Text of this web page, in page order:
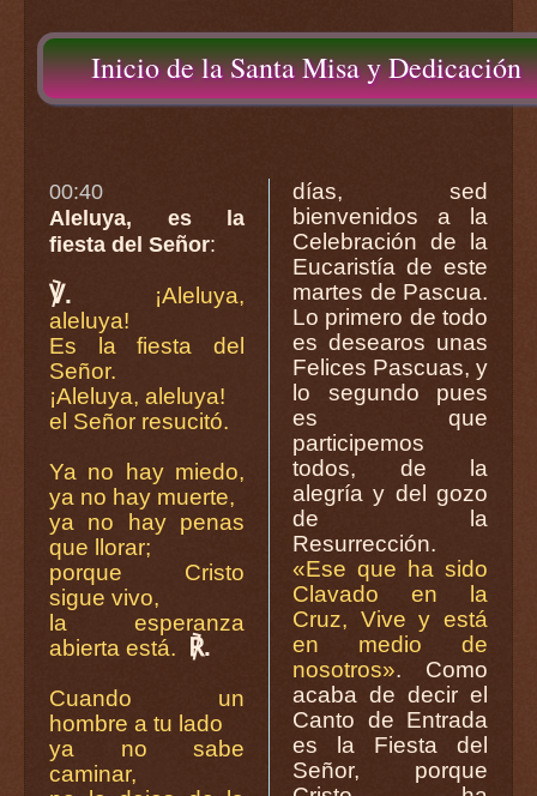
Inicio de la Santa Misa y Dedicación
00:40
Aleluya, es la
fiesta del Señor:
℣.
¡Aleluya,
aleluya!
Es la fiesta del
Señor.
¡Aleluya, aleluya!
el Señor resucitó.
Ya no hay miedo,
ya no hay muerte,
ya no hay penas
que llorar;
porque Cristo
sigue vivo,
la esperanza
abierta está.
℟.
Cuando un
hombre a tu lado
ya no sabe
caminar,
días, sed
bienvenidos a la
Celebración de la
Eucaristía de este
martes de Pascua.
Lo primero de todo
es desearos unas
Felices Pascuas, y
lo segundo pues
es que
participemos
todos, de la
alegría y del gozo
de la
Resurrección.
«Ese que ha sido
Clavado en la
Cruz, Vive y está
en medio de
nosotros». Como
acaba de decir el
Canto de Entrada
es la Fiesta del
Señor, porque